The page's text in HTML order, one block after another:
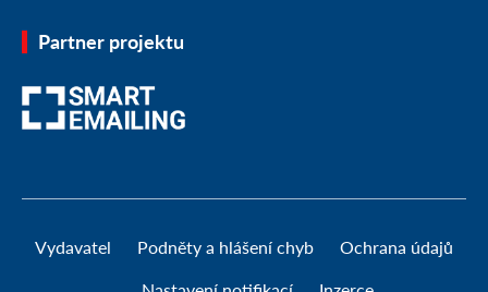
Partner projektu
Vydavatel Podněty a hlášení chyb Ochrana údajů